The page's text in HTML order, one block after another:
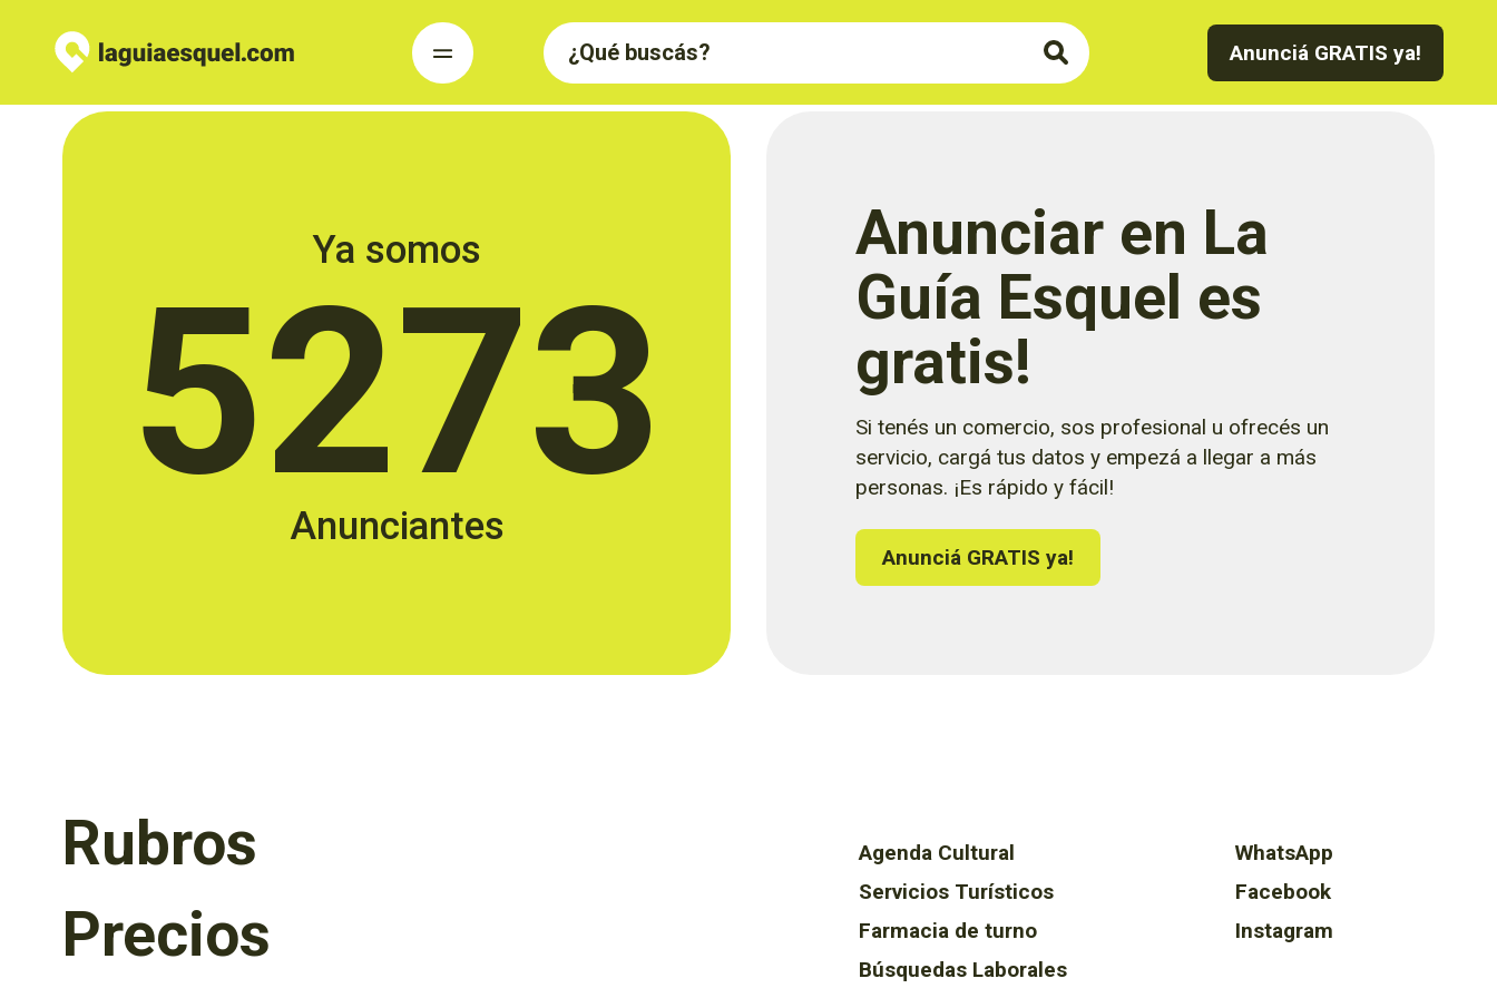
Anunciá GRATIS ya!
Ya somos
5273
Anunciantes
Anunciar en La
Guía Esquel es
gratis!
Si tenés un comercio, sos profesional u ofrecés un
servicio, cargá tus datos y empezá a llegar a más
personas. ¡Es rápido y fácil!
Anunciá GRATIS ya!
Rubros
Precios
Agenda Cultural
Servicios Turísticos
Farmacia de turno
Búsquedas Laborales
WhatsApp
Facebook
Instagram